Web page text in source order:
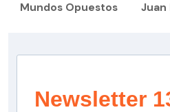
Mundos Opuestos Juan
Newsletter